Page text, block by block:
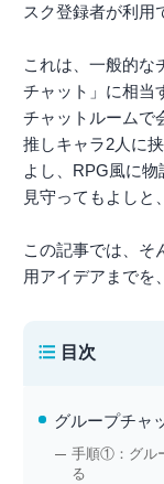
スク登録者が利用
これは、一般的な
チャット」に相当
チャットルームで
推しキャラ2人に
よし、RPG風に
見守ってもよしと
この記事では、そ
用アイデアまでを
目次
グループチャ
手順①：グル
る